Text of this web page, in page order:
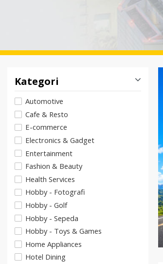
Kategori
Automotive
Cafe & Resto
E-commerce
Electronics & Gadget
Entertainment
Fashion & Beauty
Health Services
Hobby - Fotografi
Hobby - Golf
Hobby - Sepeda
Hobby - Toys & Games
Home Appliances
Hotel Dining